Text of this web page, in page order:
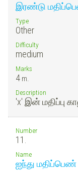
இரண்டு
Type
Other
Difficulty
medium
Marks
4 m.
Description
'x' இன் மதிப்பு
Number
11.
Name
ஐந்து மதிப்பெண்